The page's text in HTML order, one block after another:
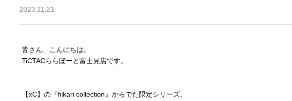
2023.11.21
皆さん、こんにちは。
TiCTACららぽーと富士見店です。
【xC】の『hikari collection』からでた限定シリーズ。